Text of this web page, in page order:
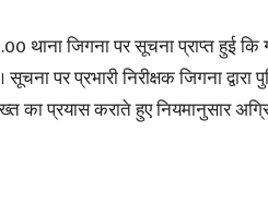
थाना जिगना पर सूचना प्राप्त हुई कि
पर प्रभारी निरीक्षक जिगना
कराते हुए नियमानुसार अग्रिम